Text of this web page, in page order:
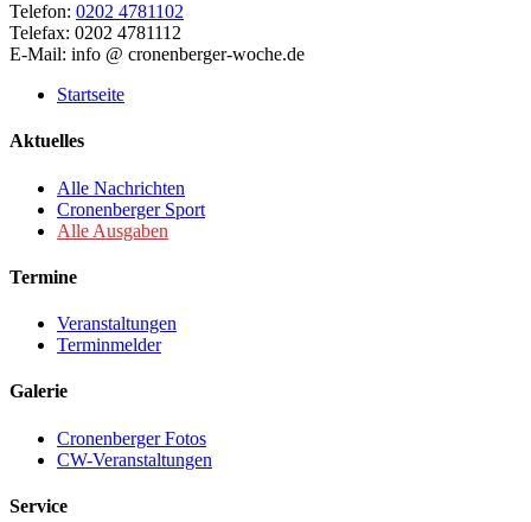
Telefon: 0202 4781102
Telefax: 0202 4781112
E-Mail: info @ cronenberger-woche.de
Startseite
Aktuelles
Alle Nachrichten
Cronenberger Sport
Alle Ausgaben
Termine
Veranstaltungen
Terminmelder
Galerie
Cronenberger Fotos
CW-Veranstaltungen
Service